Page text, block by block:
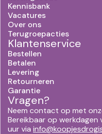
Kennisbank
Vacatures
Over ons
Terugroepacties
Klantenservice
Bestellen
Betalen
Levering
Retourneren
Garantie
Vragen?
Neem contact op met
Bereikbaar op
uur via